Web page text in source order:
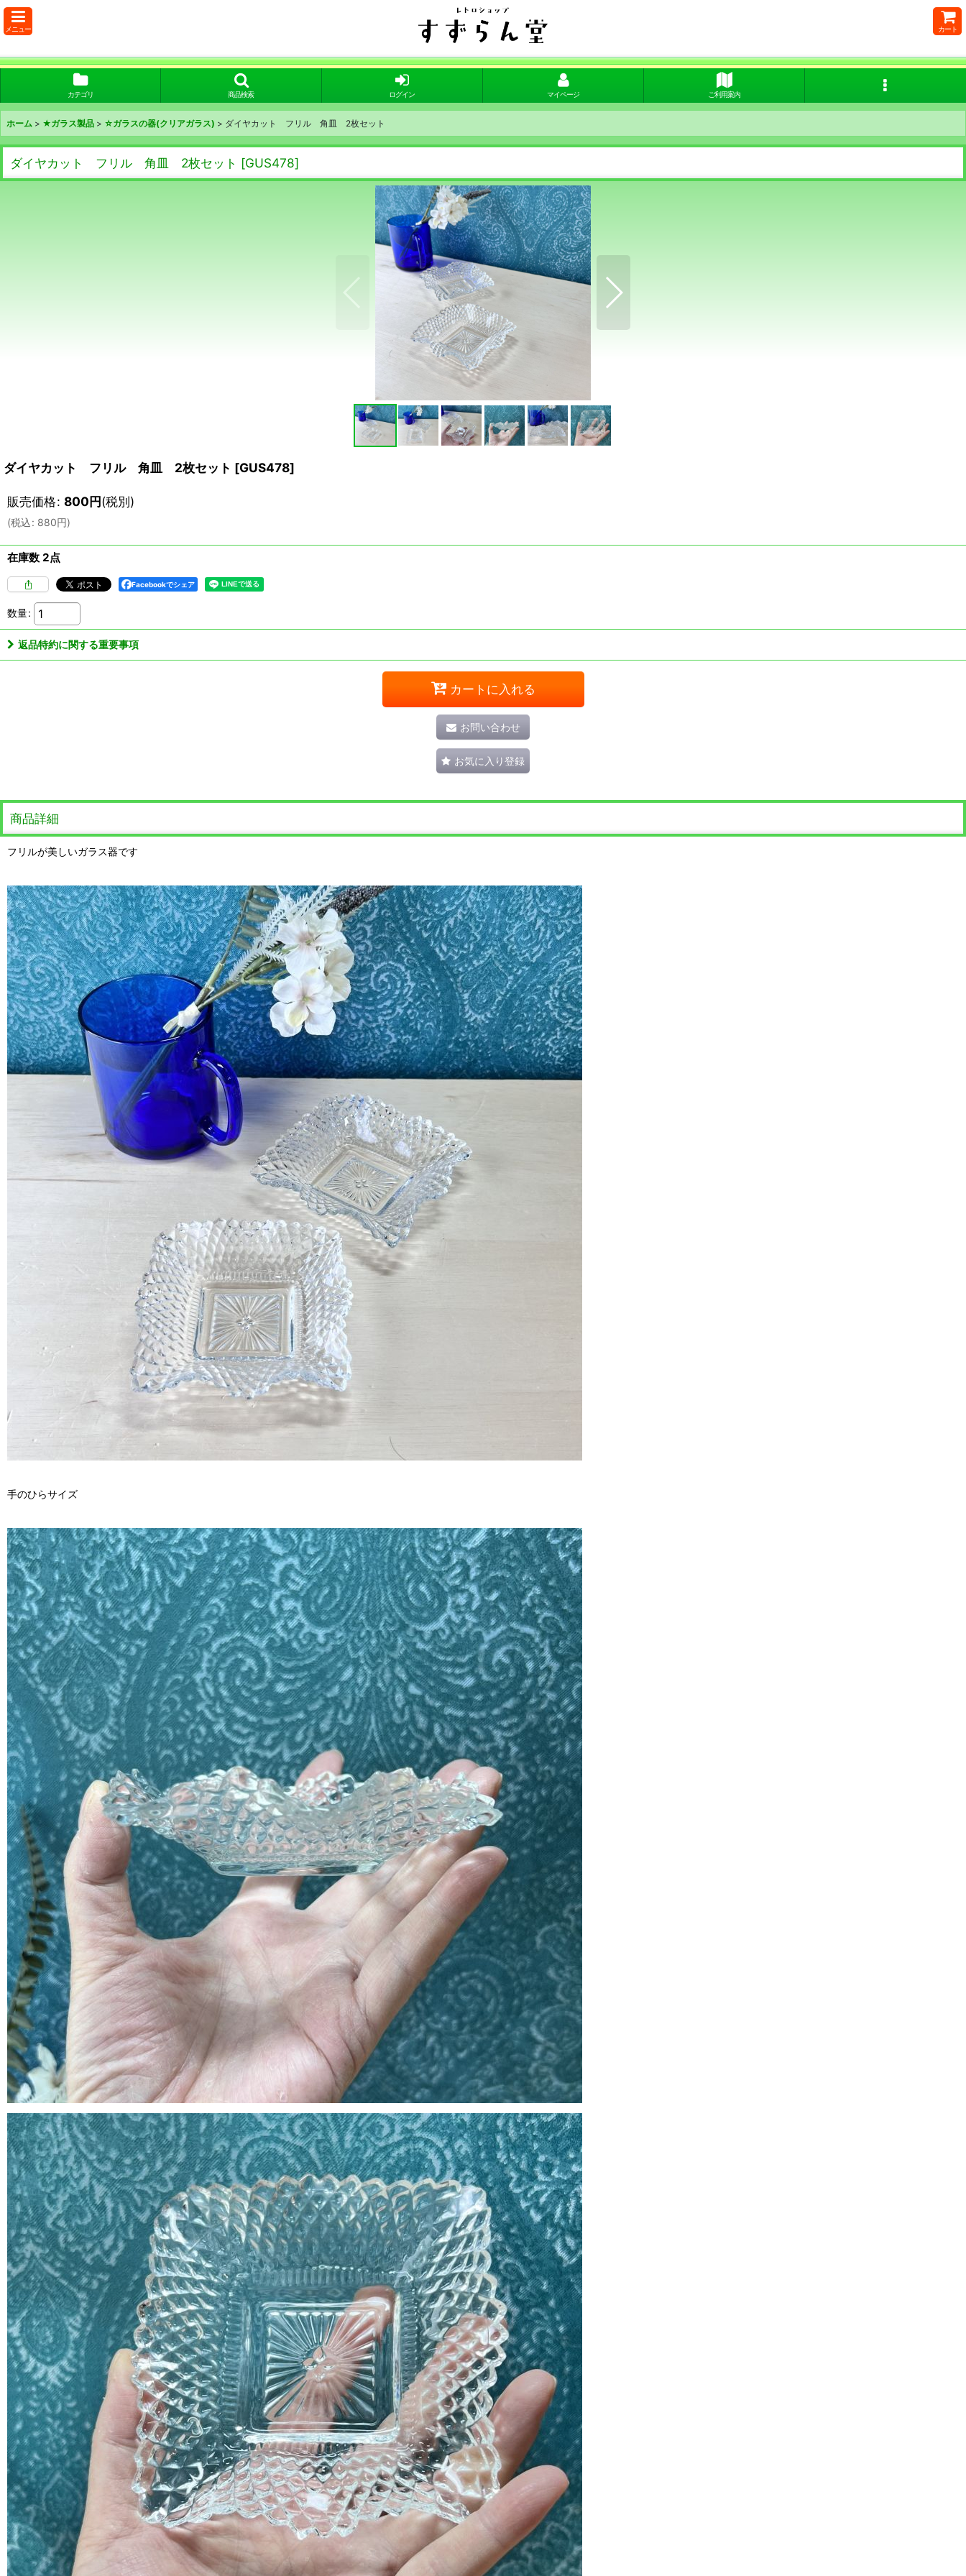
メニュー カート
カテゴリ 商品検索 ログイン マイページ ご利用案内
ホーム > ★ガラス製品 > ☆ガラスの器(クリアガラス) > ダイヤカット フリル 角皿 2枚セット
ダイヤカット フリル 角皿 2枚セット [GUS478]
ダイヤカット フリル 角皿 2枚セット [GUS478]
販売価格: 800円(税別)
(税込: 880円)
在庫数 2点
Facebookでシェア
数量:
返品特約に関する重要事項
カートに入れる
お問い合わせ
お気に入り登録
商品詳細
フリルが美しいガラス器です
手のひらサイズ